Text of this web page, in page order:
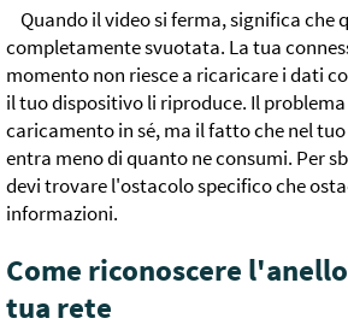
Quando il video si ferma, significa che
completamente svuotata. La tua
momento non riesce a ricaricare i dati
il tuo dispositivo li riproduce. Il
caricamento in sé, ma il fatto che nel
entra meno di quanto ne consumi. Per
devi trovare l'ostacolo specifico che
informazioni.
Come riconoscere
tua rete